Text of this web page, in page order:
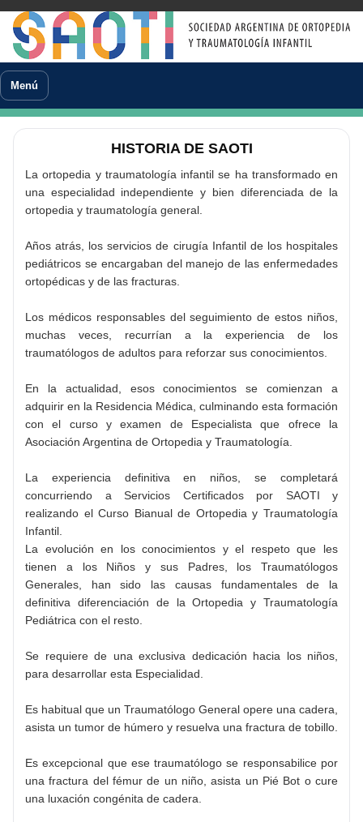
Menú
HISTORIA DE SAOTI
La ortopedia y traumatología infantil se ha transformado en
una especialidad independiente y bien diferenciada de la
ortopedia y traumatología general.
Años atrás, los servicios de cirugía Infantil de los hospitales
pediátricos se encargaban del manejo de las enfermedades
ortopédicas y de las fracturas.
Los médicos responsables del seguimiento de estos niños,
muchas veces, recurrían a la experiencia de los
traumatólogos de adultos para reforzar sus conocimientos.
En la actualidad, esos conocimientos se comienzan a
adquirir en la Residencia Médica, culminando esta formación
con el curso y examen de Especialista que ofrece la
Asociación Argentina de Ortopedia y Traumatología.
La experiencia definitiva en niños, se completará
concurriendo a Servicios Certificados por SAOTI y
realizando el Curso Bianual de Ortopedia y Traumatología
Infantil.
La evolución en los conocimientos y el respeto que les
tienen a los Niños y sus Padres, los Traumatólogos
Generales, han sido las causas fundamentales de la
definitiva diferenciación de la Ortopedia y Traumatología
Pediátrica con el resto.
Se requiere de una exclusiva dedicación hacia los niños,
para desarrollar esta Especialidad.
Es habitual que un Traumatólogo General opere una cadera,
asista un tumor de húmero y resuelva una fractura de tobillo.
Es excepcional que ese traumatólogo se responsabilice por
una fractura del fémur de un niño, asista un Pié Bot o cure
una luxación congénita de cadera.